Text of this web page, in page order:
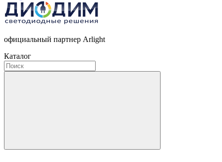
официальный партнер Arlight
Каталог